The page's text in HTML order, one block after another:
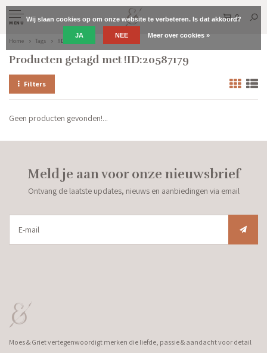
MENU
0
Home Tags !ID:20587179
Producten getagd met !ID:20587179
Filters
Geen producten gevonden!...
Meld je aan voor onze nieuwsbrief
Ontvang de laatste updates, nieuws en aanbiedingen via email
Moes & Griet vertegenwoordigt merken die liefde, passie & aandacht voor detail
Wij slaan cookies op om onze website te verbeteren. Is dat akkoord?
JA NEE Meer over cookies »